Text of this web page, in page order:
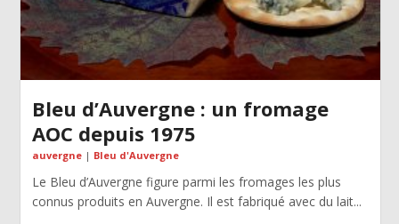
Bleu d’Auvergne : un fromage
AOC depuis 1975
auvergne| Bleu d'Auvergne
Le Bleu d’Auvergne figure parmi les fromages les plus
connus produits en Auvergne. Il est fabriqué avec du lait...